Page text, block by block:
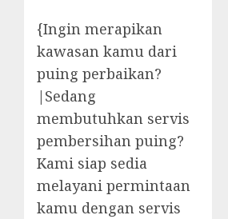
{Ingin merapikan
kawasan kamu dari
puing perbaikan?
|Sedang
membutuhkan servis
pembersihan puing?
Kami siap sedia
melayani permintaan
kamu dengan servis